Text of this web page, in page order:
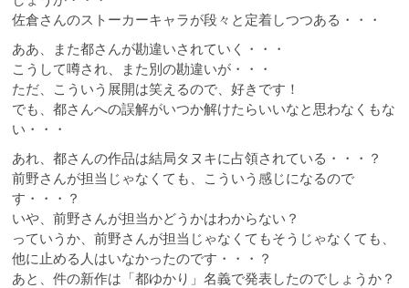
佐倉さんのストーカーキャラが段々と定着しつつある・・・
ああ、また都さんが勘違いされていく・・・
こうして噂され、また別の勘違いが・・・
ただ、こういう展開は笑えるので、好きです！
でも、都さんへの誤解がいつか解けたらいいなと思わなくもな
い・・・
あれ、都さんの作品は結局タヌキに占領されている・・・？
前野さんが担当じゃなくても、こういう感じになるので
す・・・？
いや、前野さんが担当かどうかはわからない？
っていうか、前野さんが担当じゃなくてもそうじゃなくても、
他に止める人はいなかったのです・・・？
あと、件の新作は「都ゆかり」名義で発表したのでしょうか？